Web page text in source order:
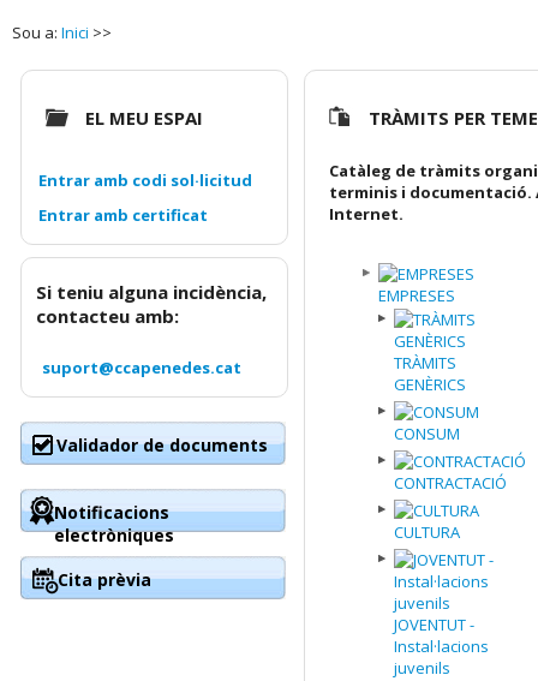
Sou a: Inici >>
TRÀMITS PER
Catàleg de tràmits
terminis i documentació.
Internet.
EMPRESES
TRÀMITS
GENÈRICS
CONSUM
CONTRACTACIÓ
CULTURA
JOVENTUT -
Instal·lacions
juvenils
EL MEU ESPAI
Entrar amb codi sol·licitud
Si teniu alguna incidència,
contacteu amb:
suport@ccapenedes.cat
Validador de documents
Notificacions
electròniques
Cita prèvia